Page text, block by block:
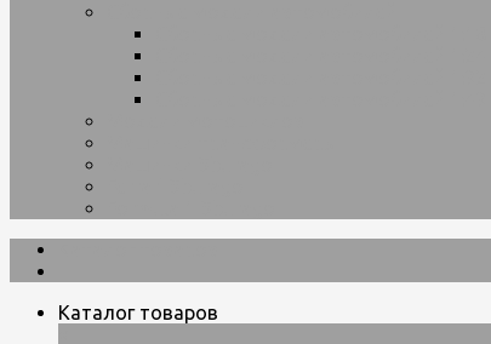
Каталог товаров